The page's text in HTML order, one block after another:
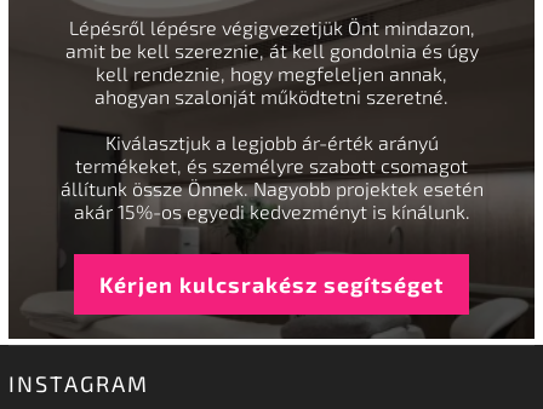
Lépésről lépésre végigvezetjük Önt mindazon,
amit be kell szereznie, át kell gondolnia és úgy
kell rendeznie, hogy megfeleljen annak,
ahogyan szalonját működtetni szeretné.
Kiválasztjuk a legjobb ár-érték arányú
termékeket, és személyre szabott csomagot
állítunk össze Önnek. Nagyobb projektek esetén
akár 15%-os egyedi kedvezményt is kínálunk.
Kérjen kulcsrakész segítséget
INSTAGRAM